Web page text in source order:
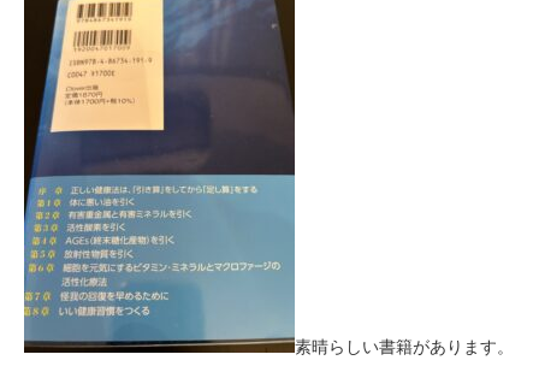
素晴らしい書籍があります。